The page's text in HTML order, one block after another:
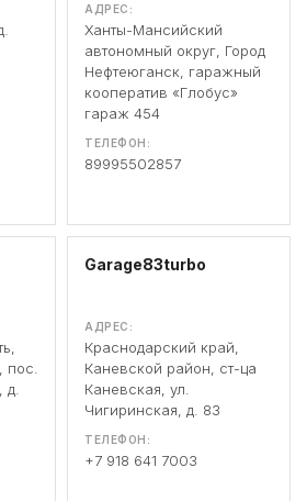
АДРЕС:
Ханты-Мансийский
автономный округ, Город
Нефтеюганск, гаражный
кооператив «Глобус»
гараж 454
ТЕЛЕФОН:
89995502857
пос.
Garage83turbo
АДРЕС:
Краснодарский край,
Каневской район, ст-ца
Каневская, ул.
Чигиринская, д. 83
ТЕЛЕФОН:
+7 918 641 7003